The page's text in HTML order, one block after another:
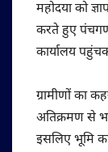
महोदया को
करते हुए
कार्यालय
ग्रामीणों का
अतिक्रमण से
इसलिए भूमि